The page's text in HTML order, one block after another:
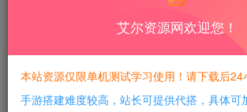
每日活跃最高可获得600积分！所有
积分免费兑换！
艾尔资源网欢迎您！
本站资源仅限单机测试学习使用！请下载后24
手游搭建难度较高，站长可提供代搭，具体可